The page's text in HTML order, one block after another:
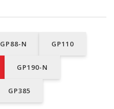
GP88-N GP110
GP190-N
GP385